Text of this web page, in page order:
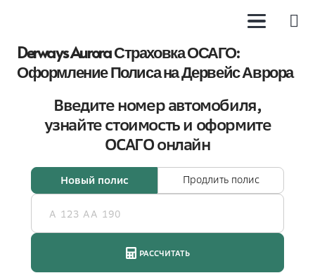
Derways Aurora Страховка ОСАГО:
Оформление Полиса на Дервейс Аврора